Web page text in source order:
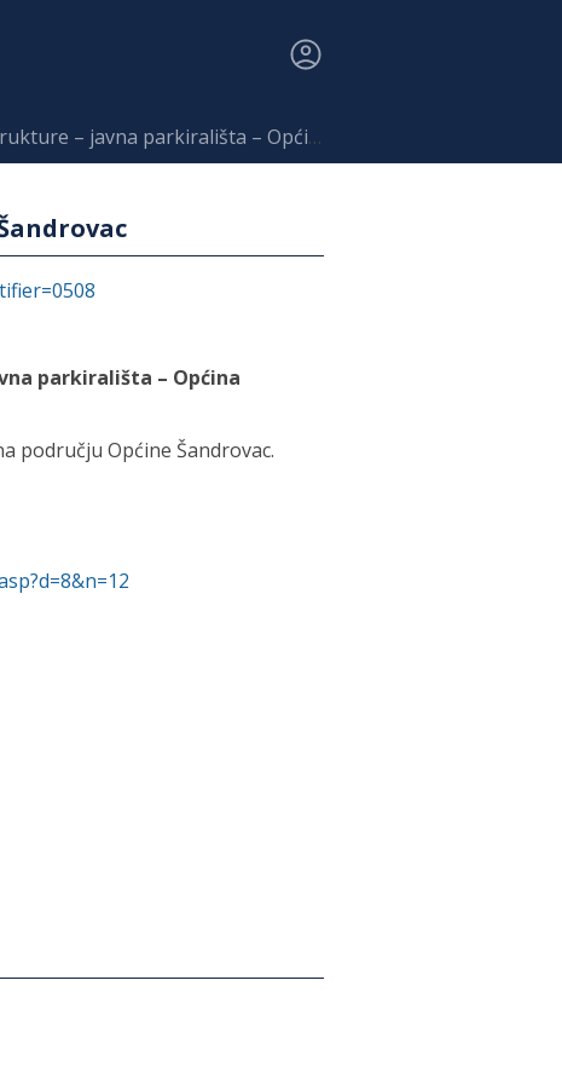
javna parkirališta – Općina Šandrovac
parkirališta – Općina
području Općine Šandrovac.